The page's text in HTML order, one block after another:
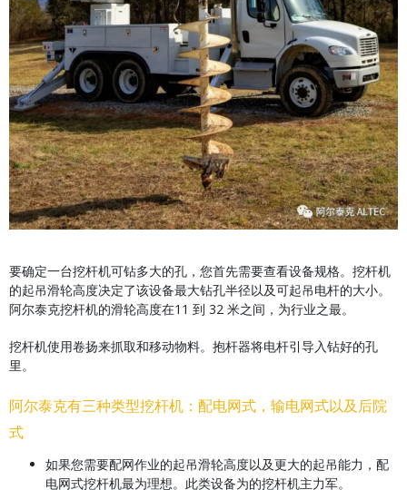
要确定一台挖杆机可钻多大的孔，您首先需要查看设备规格。挖杆机
的起吊滑轮高度决定了该设备最大钻孔半径以及可起吊电杆的大小。
阿尔泰克挖杆机的滑轮高度在11 到 32 米之间，为行业之最。
挖杆机使用卷扬来抓取和移动物料。抱杆器将电杆引导入钻好的孔
里。
阿尔泰克有三种类型挖杆机：配电网式，输电网式以及后院
式
如果您需要配网作业的起吊滑轮高度以及更大的起吊能力，配
电网式挖杆机最为理想。此类设备为的挖杆机主力军。